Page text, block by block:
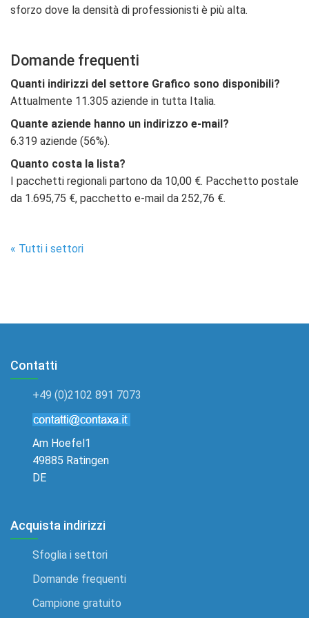
sforzo dove la densità di professionisti è più alta.
Domande frequenti
Quanti indirizzi del settore Grafico sono disponibili?
Attualmente 11.305 aziende in tutta Italia.
Quante aziende hanno un indirizzo e-mail?
6.319 aziende (56%).
Quanto costa la lista?
I pacchetti regionali partono da 10,00 €. Pacchetto postale
da 1.695,75 €, pacchetto e-mail da 252,76 €.
« Tutti i settori
Contatti
+49 (0)2102 891 7073
Am Hoefel1
49885 Ratingen
DE
Acquista indirizzi
Sfoglia i settori
Domande frequenti
Campione gratuito